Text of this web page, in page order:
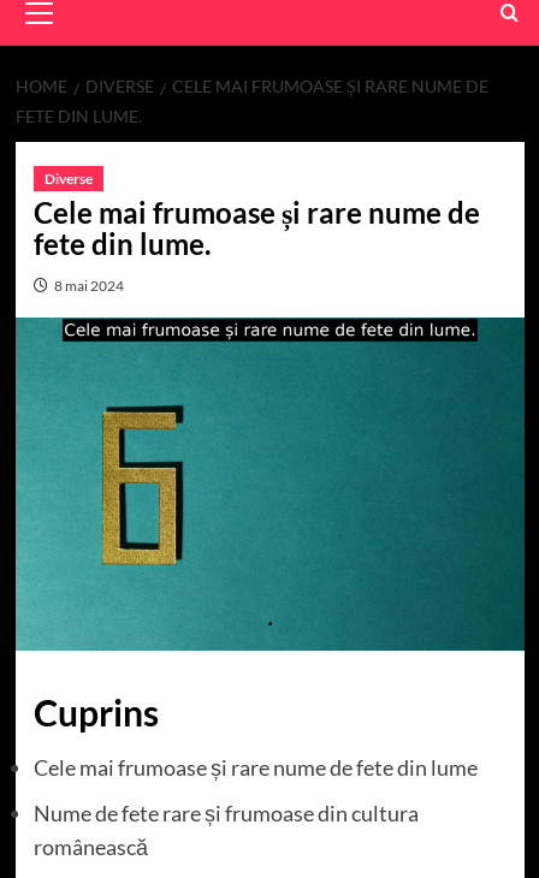
Menu
HOME DIVERSE
CELE MAI FRUMOASE ȘI RARE NUME DE
FETE DIN LUME.
Diverse
Cele mai frumoase și rare nume de
fete din lume.
8 mai 2024
Cuprins
Cele mai frumoase și rare nume de fete din lume
Nume de fete rare și frumoase din cultura
românească